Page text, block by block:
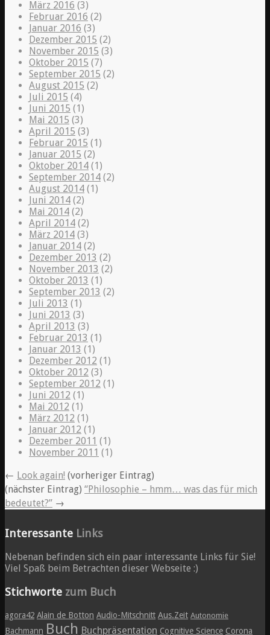
März 2016 (3)
Februar 2016 (2)
Januar 2016 (3)
Dezember 2015 (2)
November 2015 (3)
Oktober 2015 (7)
September 2015 (2)
August 2015 (2)
Juli 2015 (4)
Juni 2015 (1)
Mai 2015 (3)
April 2015 (3)
Februar 2015 (1)
Januar 2015 (2)
Oktober 2014 (1)
September 2014 (2)
August 2014 (1)
Juni 2014 (2)
Mai 2014 (2)
April 2014 (2)
März 2014 (3)
Januar 2014 (2)
Dezember 2013 (2)
November 2013 (2)
Oktober 2013 (1)
September 2013 (2)
Juli 2013 (1)
Juni 2013 (3)
April 2013 (3)
Februar 2013 (1)
Januar 2013 (1)
Dezember 2012 (1)
Oktober 2012 (3)
September 2012 (1)
Juni 2012 (1)
Mai 2012 (1)
März 2012 (1)
Januar 2012 (1)
Dezember 2011 (1)
November 2011 (1)
← Look again! (vorheriger Eintrag)
(nächster Eintrag) “Philosophie – hmm… was das für mich
bedeutet?” →
Interessante Links
Nebenan befinden sich ein paar interessante Links für Sie!
Viel Spaß beim Betrachten dieser Webseite :)
Stichworte zum Buch
agora42 Alain de Botton Audio-Mitschnitt Aus.Zeit Autonomie
Bachmann Buch Buchpräsentation Cognitive Science Corona